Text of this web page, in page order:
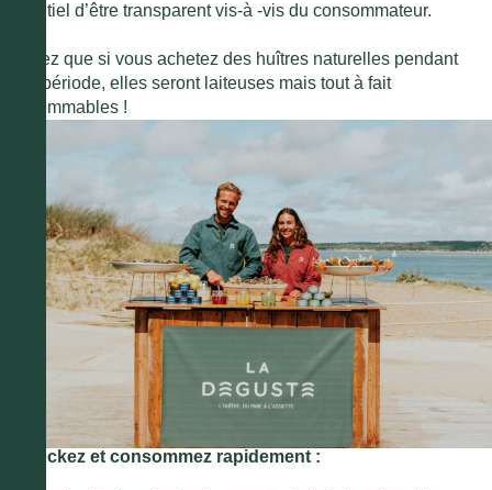
essentiel d’être transparent vis-à -vis du consommateur.
Sachez que si vous achetez des huîtres naturelles pendant
cette période, elles seront laiteuses mais tout à fait
consommables !
3. Stockez et consommez rapidement :